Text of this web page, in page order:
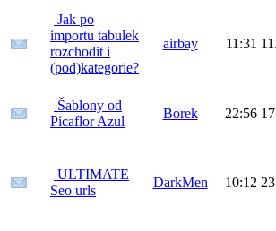
Jak po
importu tabulek
rozchodit i
(pod)kategorie?
airbay 11:31
Šablony od
Picaflor Azul
Borek 22:56
ULTIMATE
Seo urls
DarkMen 10:12